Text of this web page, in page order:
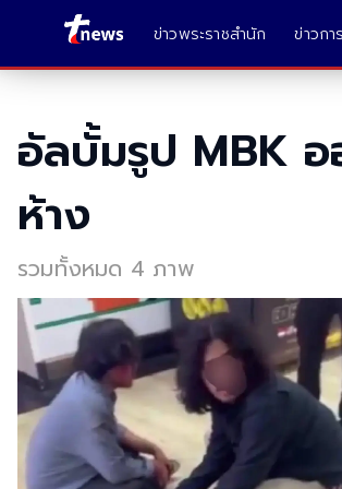
ข่าวพระราชสำนัก ข่าวกา
อัลบั้มรูป MBK
ห้าง
รวมทั้งหมด 4 ภาพ